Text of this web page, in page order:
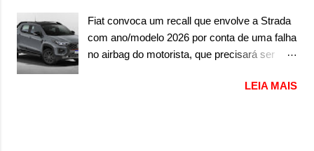
Ele será equipado com um motor V10
Supercharger capaz de desenvolver cerca de
800cv que separou a performance exótica da
apresentado no terceiro trimestre de 2026, ou
seja, acontecerá entre os meses de julho e
setembro (e já estamos em agosto), ou seja,
dia 30 de setembro. A marca confirmou que
Fiat convoca um recall que envolve a Strada
com ano/modelo 2026 por conta de uma falha
no airbag do motorista, que precisará ser
24 de outubro de 2025 que envolve osLEIA MAIS